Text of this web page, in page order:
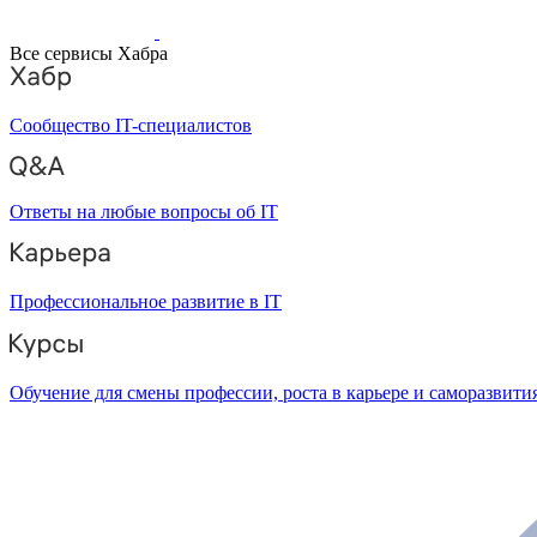
Все сервисы Хабра
Сообщество IT-специалистов
Ответы на любые вопросы об IT
Профессиональное развитие в IT
Обучение для смены профессии, роста в карьере и